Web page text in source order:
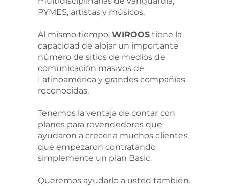
PYMES, artistas y músicos.
Al mismo tiempo, WIROOS tiene la
capacidad de alojar un importante
número de sitios de medios de
comunicación masivos de
Latinoamérica y grandes compañías
reconocidas.
Tenemos la ventaja de contar con
planes para revendedores que
ayudaron a crecer a muchos clientes
que empezaron contratando
simplemente un plan Basic.
Queremos ayudarlo a usted también.